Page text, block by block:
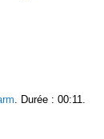
. Durée : 00:11.